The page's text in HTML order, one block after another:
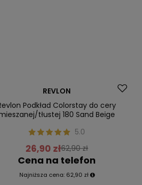
REVLON
Podkład Colorstay do cery
tłustej 180 Sand Beige
5.0
26,90 zł62,90 zł
Cena na telefon
Najniższa cena: 62,90 zł